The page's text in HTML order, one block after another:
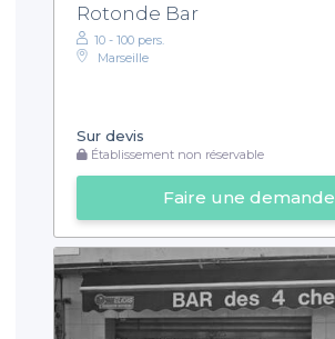
Rotonde Bar
10 - 100 pers.
Marseille
Sur devis
Établissement non réservable
Faire une demande